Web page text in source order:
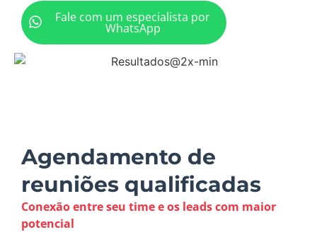
Fale com um especialista por
WhatsApp
Agendamento de
reuniões qualificadas
Conexão entre seu time e os leads com maior
potencial